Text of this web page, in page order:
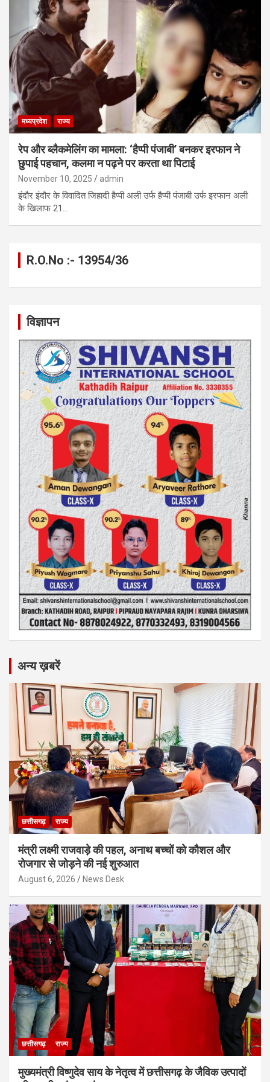
मध्यप्रदेश राज्य
रेप और ब्लैकमेलिंग का मामला: ‘हैप्पी पंजाबी’ बनकर इरफान ने
छुपाई पहचान, कलमा न पढ़ने पर करता था पिटाई
November 10, 2025 admin
इंदौर इंदौर के विवादित जिहादी हैप्पी अली उर्फ हैप्पी पंजाबी उर्फ इरफान अली
के खिलाफ 21…
R.O.No :- 13954/36
विज्ञापन
अन्य ख़बरें
छत्तीसगढ़ राज्य
मंत्री लक्ष्मी राजवाड़े की पहल, अनाथ बच्चों को कौशल और
रोजगार से जोड़ने की नई शुरुआत
August 6, 2026 News Desk
छत्तीसगढ़ राज्य
मुख्यमंत्री विष्णुदेव साय के नेतृत्व में छत्तीसगढ़ के जैविक उत्पादों